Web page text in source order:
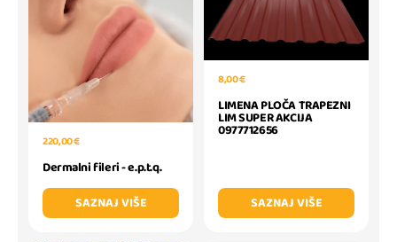
220,00 €
Dermalni fileri - e.p.t.q.
SAZNAJ VIŠE
8,00 €
LIMENA PLOČA TRAPEZNI
LIM SUPER AKCIJA
0977712656
SAZNAJ VIŠE